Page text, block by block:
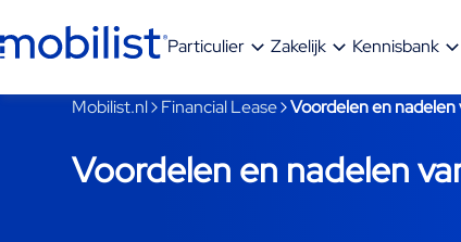
Particulier
Zakelijk Kennisbank
Je bent nu voorbij het hoofdmenu
Mobilist.nl Financial Lease Voordelen en nadelen
Voordelen en nadelen